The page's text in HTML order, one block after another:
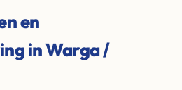
en
in Warga /